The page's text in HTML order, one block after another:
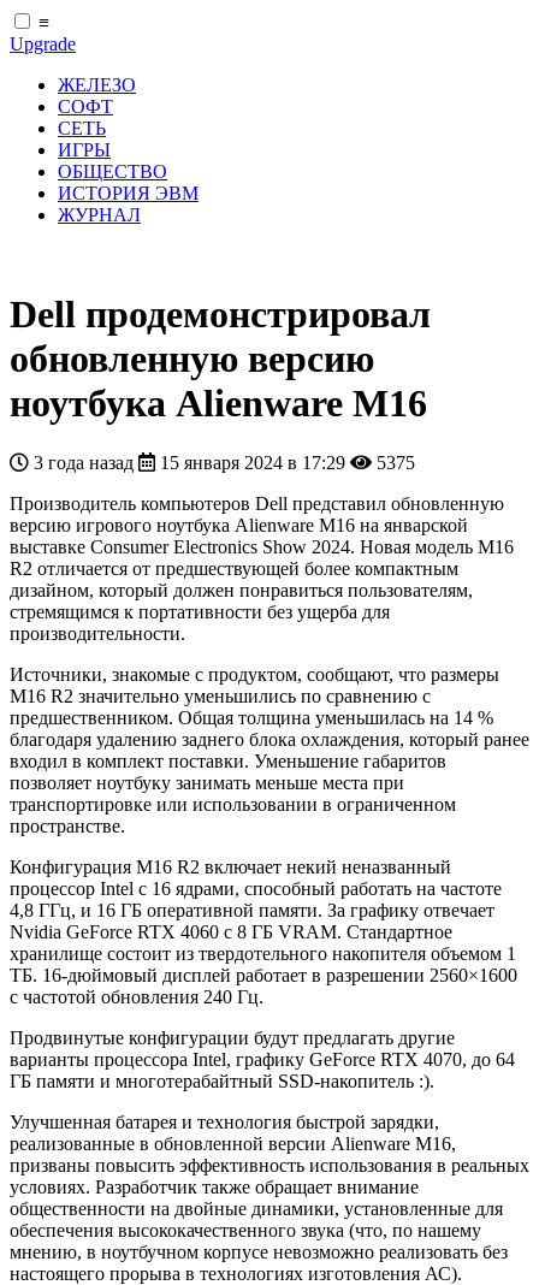
≡
Upgrade
ЖЕЛЕЗО
СОФТ
СЕТЬ
ИГРЫ
ОБЩЕСТВО
ИСТОРИЯ ЭВМ
ЖУРНАЛ
Dell продемонстрировал
обновленную версию
ноутбука Alienware M16
3 года назад 15 января 2024 в 17:29
5375
Производитель компьютеров Dell представил обновленную
версию игрового ноутбука Alienware M16 на январской
выставке Consumer Electronics Show 2024. Новая модель M16
R2 отличается от предшествующей более компактным
дизайном, который должен понравиться пользователям,
стремящимся к портативности без ущерба для
производительности.
Источники, знакомые с продуктом, сообщают, что размеры
M16 R2 значительно уменьшились по сравнению с
предшественником. Общая толщина уменьшилась на 14 %
благодаря удалению заднего блока охлаждения, который ранее
входил в комплект поставки. Уменьшение габаритов
позволяет ноутбуку занимать меньше места при
транспортировке или использовании в ограниченном
пространстве.
Конфигурация M16 R2 включает некий неназванный
процессор Intel с 16 ядрами, способный работать на частоте
4,8 ГГц, и 16 ГБ оперативной памяти. За графику отвечает
Nvidia GeForce RTX 4060 с 8 ГБ VRAM. Стандартное
хранилище состоит из твердотельного накопителя объемом 1
ТБ. 16-дюймовый дисплей работает в разрешении 2560×1600
с частотой обновления 240 Гц.
Продвинутые конфигурации будут предлагать другие
варианты процессора Intel, графику GeForce RTX 4070, до 64
ГБ памяти и многотерабайтный SSD-накопитель :).
Улучшенная батарея и технология быстрой зарядки,
реализованные в обновленной версии Alienware M16,
призваны повысить эффективность использования в реальных
условиях. Разработчик также обращает внимание
общественности на двойные динамики, установленные для
обеспечения высококачественного звука (что, по нашему
мнению, в ноутбучном корпусе невозможно реализовать без
настоящего прорыва в технологиях изготовления АС).